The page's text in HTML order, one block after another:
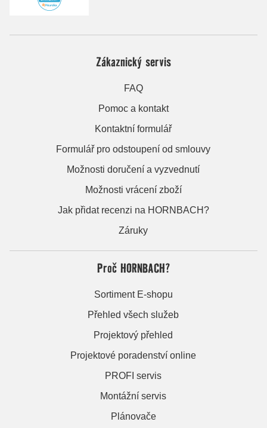
Zákaznický servis
FAQ
Pomoc a kontakt
Kontaktní formulář
Formulář pro odstoupení od smlouvy
Možnosti doručení a vyzvednutí
Možnosti vrácení zboží
Jak přidat recenzi na HORNBACH?
Záruky
Proč HORNBACH?
Sortiment E-shopu
Přehled všech služeb
Projektový přehled
Projektové poradenství online
PROFI servis
Montážní servis
Plánovače